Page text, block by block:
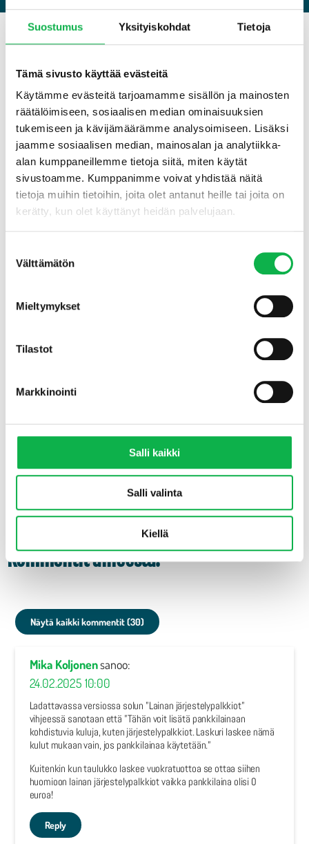
Suostumus Yksityiskohdat Tietoja
Tämä sivusto käyttää evästeitä
Käytämme evästeitä tarjoamamme sisällön ja mainosten
räätälöimiseen, sosiaalisen median ominaisuuksien
tukemiseen ja kävijämäärämme analysoimiseen. Lisäksi
jaamme sosiaalisen median, mainosalan ja analytiikka-
alan kumppaneillemme tietoja siitä, miten käytät
sivustoamme. Kumppanimme voivat yhdistää näitä
tietoja muihin tietoihin, joita olet antanut heille tai joita on
kerätty, kun olet käyttänyt heidän palvelujaan.
valinta
Välttämätön
Mieltymykset
Tilastot
Markkinointi
Salli kaikki
Salli valinta
Kiellä
vinkkejä ja valmiita vaihtoehtoisia
pykäliä
Latamaalla vuokratuottolaskurin, saat samalla pääsyn
materiaalipankkiimme, josta löydät mm. muokattavan asunnon
vuokrasopimuspohjan ja muita hyödyllisiä lomakkeita ja materiaaleja
käyttöösi.
Kommentit aiheesta:
Näytä kaikki kommentit (30)
Mika Koljonensanoo:
24.02.2025 10:00
Ladattavassa versiossa solun ”Lainan järjestelypalkkiot”
vihjeessä sanotaan että ”Tähän voit lisätä pankkilainaan
kohdistuvia kuluja, kuten järjestelypalkkiot. Laskuri laskee nämä
kulut mukaan vain, jos pankkilainaa käytetään.”
Kuitenkin kun taulukko laskee vuokratuottoa se ottaa siihen
huomioon lainan järjestelypalkkiot vaikka pankkilaina olisi 0
euroa!
Reply